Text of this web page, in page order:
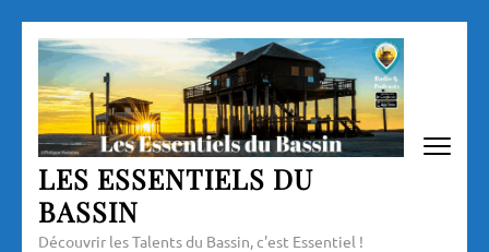
Aller
contenu
(Pressez
Entrée)
LES ESSENTIELS DU
BASSIN
Découvrir les Talents du Bassin, c'est Essentiel !